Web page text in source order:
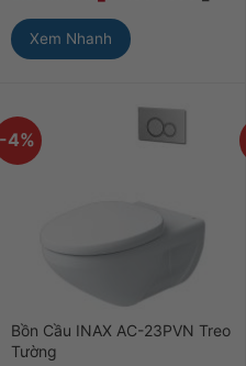
Xem Nhanh
-4%
Bồn Cầu INAX AC-23PVN Treo
Tường